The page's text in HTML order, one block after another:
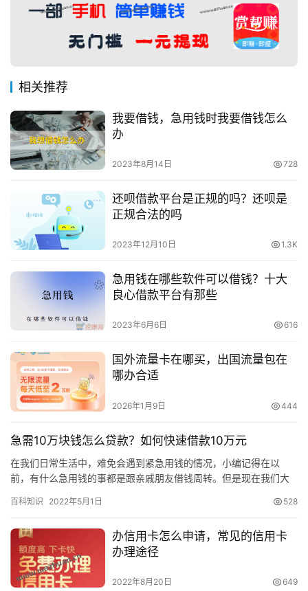
相关推荐
我要借钱，急用钱时我要借钱怎么
办
2023年8月14日 728
还呗借款平台是正规的吗？还呗是
正规合法的吗
2023年12月10日 1.3K
急用钱在哪些软件可以借钱？十大
良心借款平台有那些
2023年6月6日 616
国外流量卡在哪买，出国流量包在
哪办合适
2026年1月9日 444
急需10万块钱怎么贷款？如何快速借款10万元
在我们日常生活中，难免会遇到紧急用钱的情况，小编记得在以
前，有什么急用钱的事都是跟亲戚朋友借钱周转。但是现在我们大
子借到很…
百科知识 2022年5月1日 528
办信用卡怎么申请，常见的信用卡
办理途径
2022年8月20日 649